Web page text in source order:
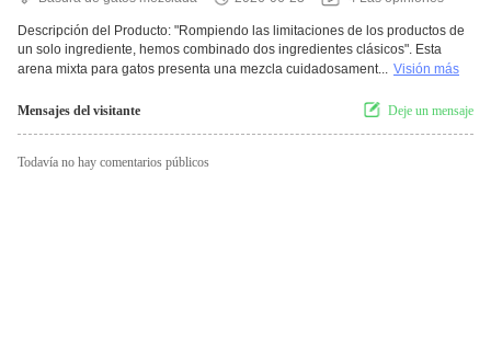
Descripción del Producto: "Rompiendo las limitaciones de los productos de
un solo ingrediente, hemos combinado dos ingredientes clásicos". Esta
arena mixta para gatos presenta una mezcla cuidadosament... Visión más
Mensajes del visitante Deje un mensaje
Todavía no hay comentarios públicos